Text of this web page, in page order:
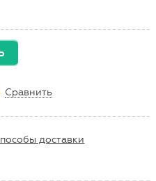
Сравнить
доставки